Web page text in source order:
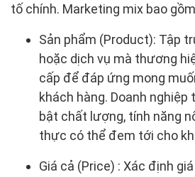
tố chính. Marketing mix bao
Sản phẩm (Product): Tập
hoặc dịch vụ mà thương
cấp để đáp ứng mong
khách hàng. Doanh nghiệp
bật chất lượng, tính năng
thực có thể đem tới cho
Giá cả (Price) : Xác định